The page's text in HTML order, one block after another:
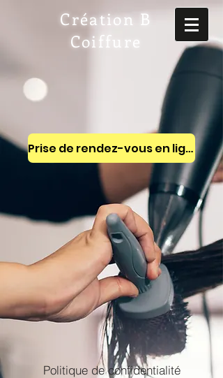
Création B
Coiffure
Prise de rendez-vous en ligne
Politique de confidentialité